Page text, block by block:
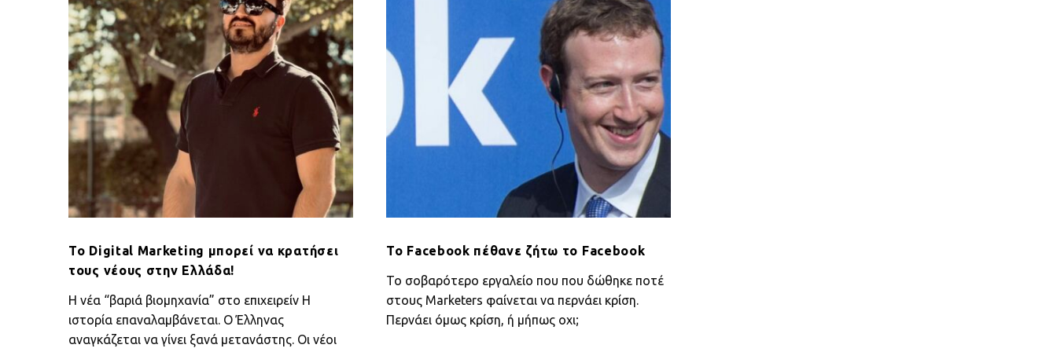
να
κρατήσει
τους
νέους
στην
Ελλάδα!
Το Digital Marketing μπορεί να κρατήσει
τους νέους στην Ελλάδα!
Η νέα “βαριά βιομηχανία” στο επιχειρείν Η
ιστορία επαναλαμβάνεται. Ο Έλληνας
αναγκάζεται να γίνει ξανά μετανάστης. Οι νέοι
το
Facebook
Το Facebook πέθανε ζήτω το Facebook
Το σοβαρότερο εργαλείο που που δώθηκε ποτέ
στους Μarketers φαίνεται να περνάει κρίση.
Περνάει όμως κρίση, ή μήπως οχι;